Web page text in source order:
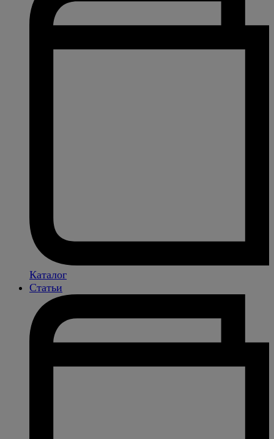
Каталог
Статьи